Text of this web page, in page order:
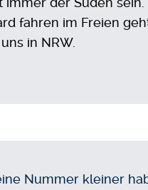
fahren im Freien
in NRW.
Nummer kleiner